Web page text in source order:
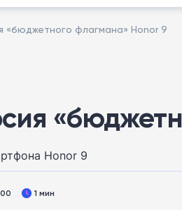
«бюджетного флагмана» Honor 9
Honor 9
1 мин